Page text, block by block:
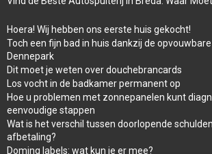
Hoera! Wij hebben ons eerste huis gekocht!
Toch een fijn bad in huis dankzij de
Dennepark
Dit moet je weten over douchebrancards
Los vocht in de badkamer permanent op
Hoe u problemen met zonnepanelen kunt
eenvoudige stappen
Wat is het verschil tussen doorlopende
afbetaling?
Doming labels: wat kun je er mee?